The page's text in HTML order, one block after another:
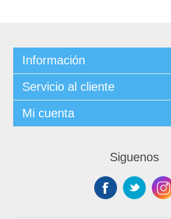
Información
Servicio al cliente
Mi cuenta
Siguenos